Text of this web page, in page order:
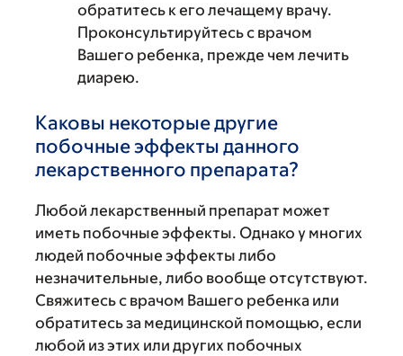
обратитесь к его лечащему врачу.
Проконсультируйтесь с врачом
Вашего ребенка, прежде чем лечить
диарею.
Каковы некоторые другие
побочные эффекты данного
лекарственного препарата?
Любой лекарственный препарат может
иметь побочные эффекты. Однако у многих
людей побочные эффекты либо
незначительные, либо вообще отсутствуют.
Свяжитесь с врачом Вашего ребенка или
обратитесь за медицинской помощью, если
любой из этих или других побочных